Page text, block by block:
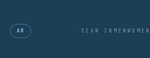
WOMEN
MEN
SIGN IN
AR